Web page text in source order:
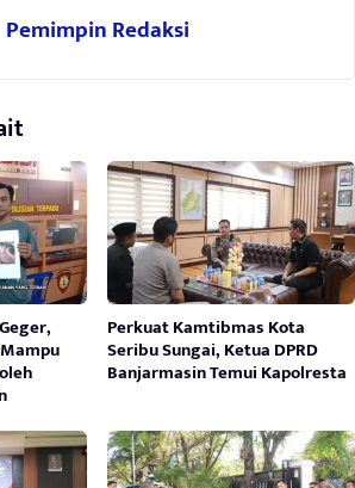
Pemimpin Redaksi
Perkuat Kamtibmas Kota
Seribu Sungai, Ketua DPRD
Banjarmasin Temui Kapolresta